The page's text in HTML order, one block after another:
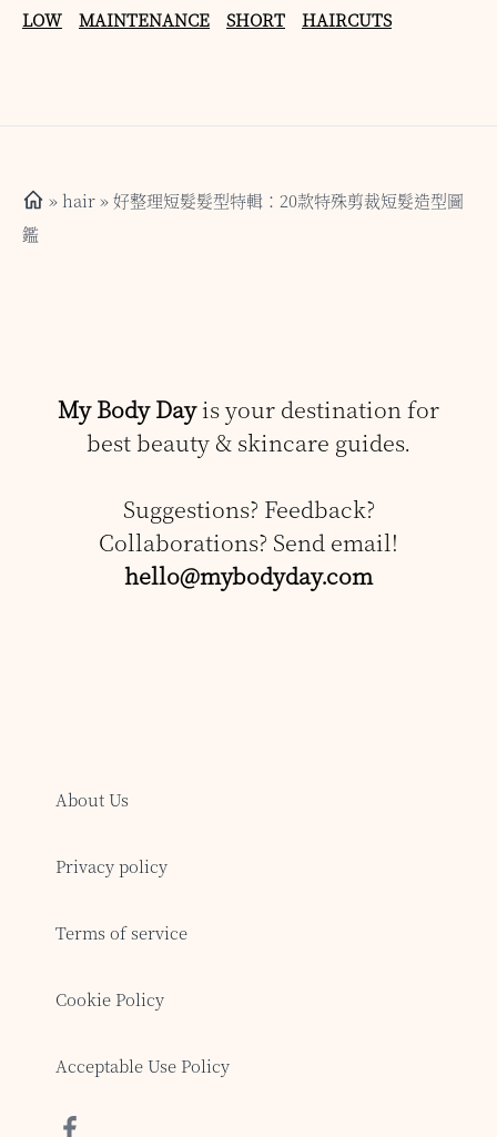
LOW MAINTENANCE SHORT HAIRCUTS
»hair» 好整理短髮髮型特輯：20款特殊剪裁短髮造型圖
鑑
My Body Dayis your destination for
best beauty & skincare guides.
Suggestions? Feedback?
Collaborations? Send email!
hello@mybodyday.com
About Us
Privacy policy
Terms of service
Cookie Policy
Acceptable Use Policy